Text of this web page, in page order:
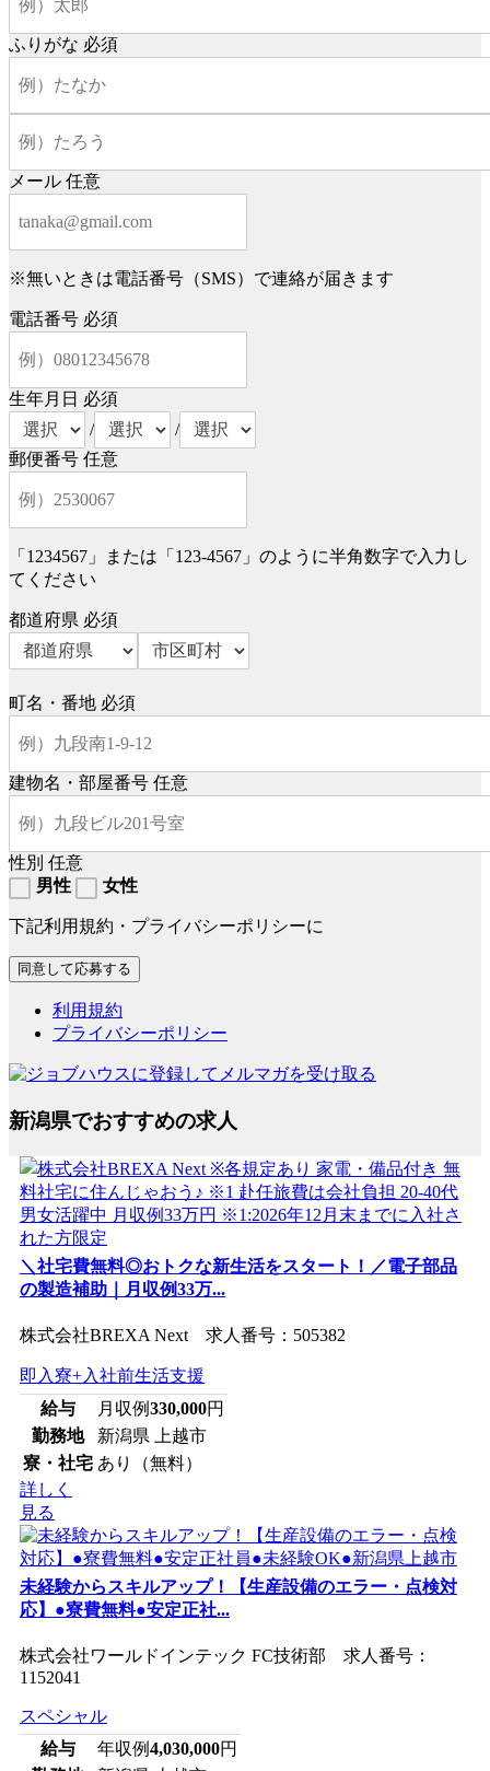
ふりがな 必須
メール 任意
※無いときは電話番号（SMS）で連絡が届きます
電話番号 必須
生年月日 必須
/
/
郵便番号 任意
「1234567」または「123-4567」のように半角数字で入力し
てください
都道府県 必須
町名・番地 必須
建物名・部屋番号 任意
性別 任意
男性
女性
下記利用規約・プライバシーポリシーに
利用規約
プライバシーポリシー
新潟県でおすすめの求人
＼社宅費無料◎おトクな新生活をスタート！／電子部品
の製造補助｜月収例33万...
株式会社BREXA Next 求人番号：505382
即入寮+入社前生活支援
給与
月収例330,000円
勤務地
新潟県 上越市
寮・社宅 あり（無料）
詳しく
見る
未経験からスキルアップ！【生産設備のエラー・点検対
応】●寮費無料●安定正社...
株式会社ワールドインテック FC技術部 求人番号：
1152041
スペシャル
給与
年収例4,030,000円